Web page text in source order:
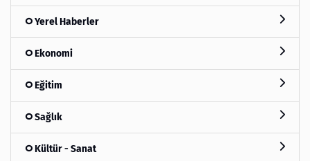
Yerel Haberler
Ekonomi
Eğitim
Sağlık
Kültür - Sanat